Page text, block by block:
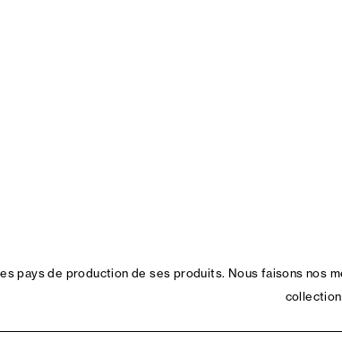
pays de production de ses produits. Nous faisons
collection